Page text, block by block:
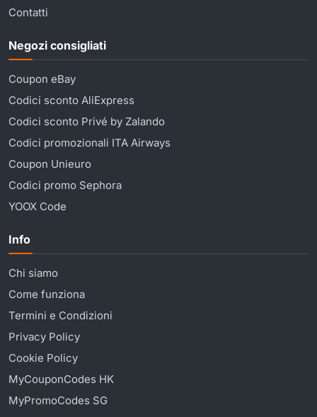
Contatti
Negozi consigliati
Coupon eBay
Codici sconto AliExpress
Codici sconto Privé by Zalando
Codici promozionali ITA Airways
Coupon Unieuro
Codici promo Sephora
YOOX Code
Info
Chi siamo
Come funziona
Termini e Condizioni
Privacy Policy
Cookie Policy
MyCouponCodes HK
MyPromoCodes SG